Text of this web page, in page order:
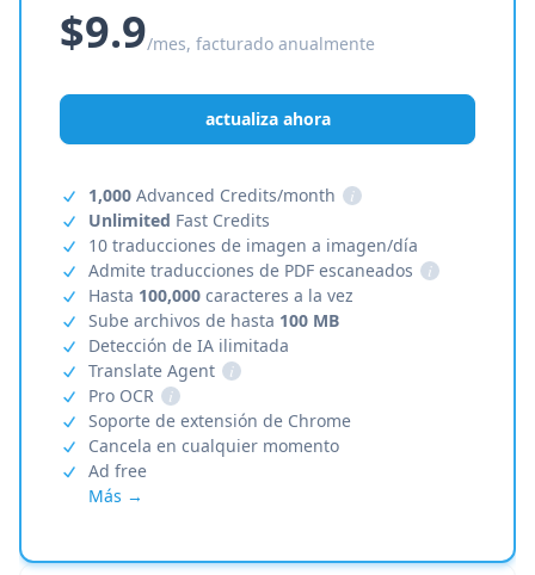
$9.9/mes, facturado anualmente
actualiza ahora
1,000 Advanced Credits/month
i
Unlimited Fast Credits
10 traducciones de imagen a imagen/día
Admite traducciones de PDF escaneados
i
Hasta 100,000 caracteres a la vez
Sube archivos de hasta 100 MB
Detección de IA ilimitada
Translate Agent
i
Pro OCR
i
Soporte de extensión de Chrome
Cancela en cualquier momento
Ad free
Más →